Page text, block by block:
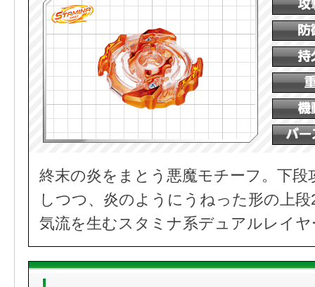
終末の炎をまとう悪魔モチーフ。下
しつつ、炎のようにうねった形の上
気流を生むスタミナ系デュアルレイヤ